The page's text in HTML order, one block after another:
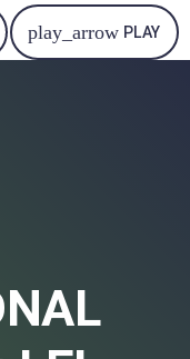
play_arrow PLAY